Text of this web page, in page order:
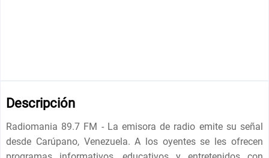
Descripción
Radiomania 89.7 FM - La emisora ​​de radio emite su señal
desde Carúpano, Venezuela. A los oyentes se les ofrecen